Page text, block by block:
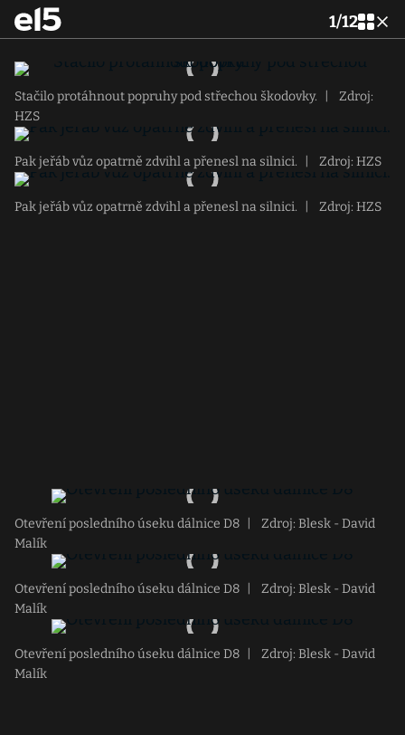
1/12
Stačilo protáhnout popruhy pod střechou škodovky.
Zdroj:
HZS
Pak jeřáb vůz opatrně zdvihl a přenesl na silnici. Zdroj: HZS
Pak jeřáb vůz opatrně zdvihl a přenesl na silnici. Zdroj: HZS
Otevření posledního úseku dálnice D8
Zdroj: Blesk - David
Malík
Otevření posledního úseku dálnice D8
Zdroj: Blesk - David
Malík
Otevření posledního úseku dálnice D8
Zdroj: Blesk - David
Malík